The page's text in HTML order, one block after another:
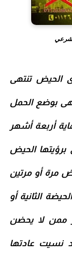
الحيض تنتهى
بوضع الحمل
أربعة أشهر
الحيض
مرة أو مرتين
الثانية أو
ممن لا يحضن
نسيت عادتها